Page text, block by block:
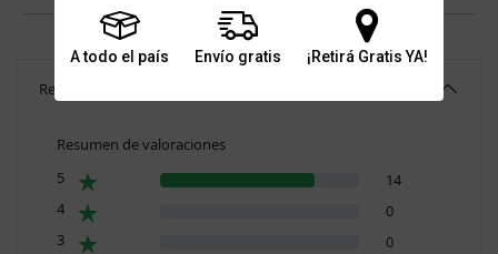
A todo el país Envío gratis ¡Retirá Gratis YA!
Reseñas
Resumen de valoraciones
5
14
4
0
3
0